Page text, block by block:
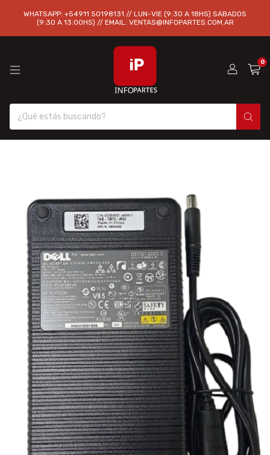
WHATSAPP: +54911 50198131 // LUN-VIE (9:30 A 18HS) SABADOS
(9:30 A 13:00HS) // EMAIL: VENTAS@INFOPARTES.COM.AR
0